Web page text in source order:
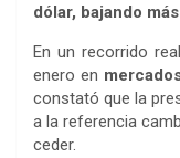
dólar, bajando
En un recorrido
enero en
constató que la
a la referencia
ceder.